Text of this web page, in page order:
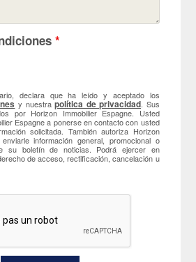
*
declara que ha leído y aceptado los
y nuestrapolítica de privacidad. Sus
por Horizon Immobilier Espagne. Usted
Espagne a ponerse en contacto con usted
solicitada. También autoriza Horizon
información general, promocional o
su boletín de noticias. Podrá ejercer en
de acceso, rectificación, cancelación u